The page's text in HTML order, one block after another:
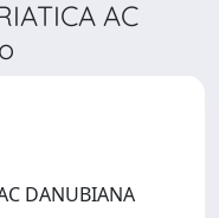
AC